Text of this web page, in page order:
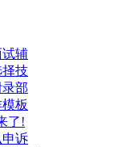
辅
技
部
板
了!
诉